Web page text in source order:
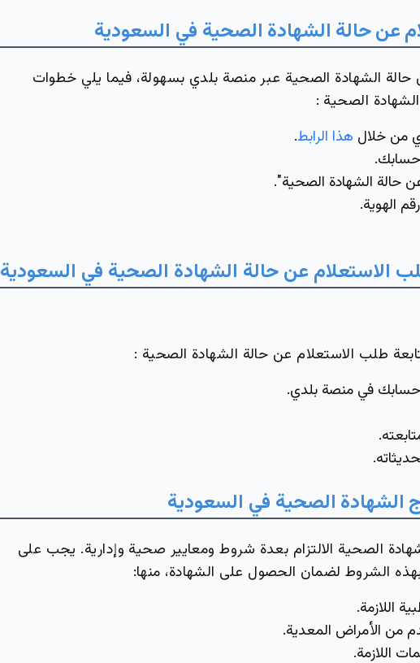
عنحالة الشهادة الصحية في السعودية
الشهادة الصحية عبر منصة بلدي بسهولة، فيما يلي خطوات
الصحية :
من خلال هذا الرابط.
حالة الشهادة الصحية".
الهوية.
الاستعلام عن حالة الشهادة الصحية في السعودية
طلب الاستعلام عن حالة الشهادة الصحية :
في منصة بلدي.
الشهادة الصحية في السعودية
الصحية الالتزام بعدة شروط ومعايير صحية وإدارية. يجب على
بهذه الشروط لضمان الحصول على الشهادة، منها:
اللازمة.
من الأمراض المعدية.
اللازمة.